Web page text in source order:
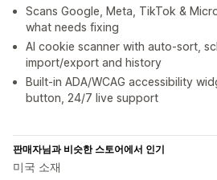
Scans Google, Meta, TikTok &
what needs fixing
AI cookie scanner with auto-sort,
import/export and history
Built-in ADA/WCAG accessibility
button, 24/7 live support
판매자님과 비슷한 스토어에서 인기
미국 소재